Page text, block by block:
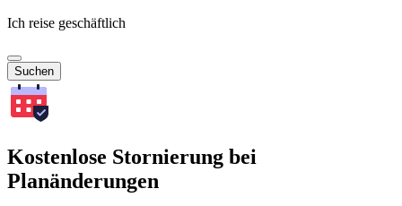
Ich reise geschäftlich
Suchen
Kostenlose Stornierung bei
Planänderungen